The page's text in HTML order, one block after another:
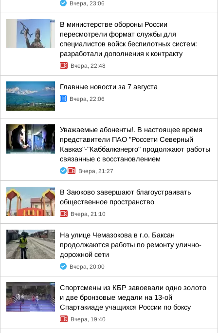
Вчера, 23:06
В министерстве обороны России
пересмотрели формат службы для
специалистов войск беспилотных систем:
разработали дополнения к контракту
Вчера, 22:48
Главные новости за 7 августа
Вчера, 22:06
Уважаемые абоненты!. В настоящее время
представители ПАО "Россети Северный
Кавказ"-"Каббалкэнерго" продолжают работы
связанные с восстановлением
Вчера, 21:27
В Заюково завершают благоустраивать
общественное пространство
Вчера, 21:10
На улице Чемазокова в г.о. Баксан
продолжаются работы по ремонту улично-
дорожной сети
Вчера, 20:00
Спортсмены из КБР завоевали одно золото
и две бронзовые медали на 13-ой
Спартакиаде учащихся России по боксу
Вчера, 19:40